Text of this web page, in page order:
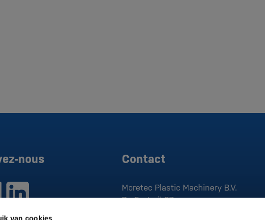
van cookies
nous Contact
Moretec Plastic Machinery B.V.
De Factorij 37